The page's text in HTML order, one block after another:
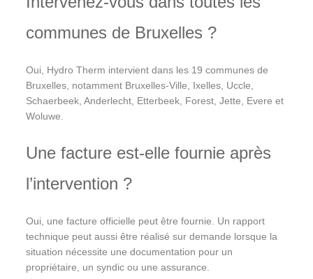
communes de Bruxelles ?
Oui, Hydro Therm intervient dans les 19 communes de
Bruxelles, notamment Bruxelles-Ville, Ixelles, Uccle,
Schaerbeek, Anderlecht, Etterbeek, Forest, Jette, Evere et
Woluwe.
Une facture est-elle fournie après
l’intervention ?
Oui, une facture officielle peut être fournie. Un rapport
technique peut aussi être réalisé sur demande lorsque la
situation nécessite une documentation pour un
propriétaire, un syndic ou une assurance.